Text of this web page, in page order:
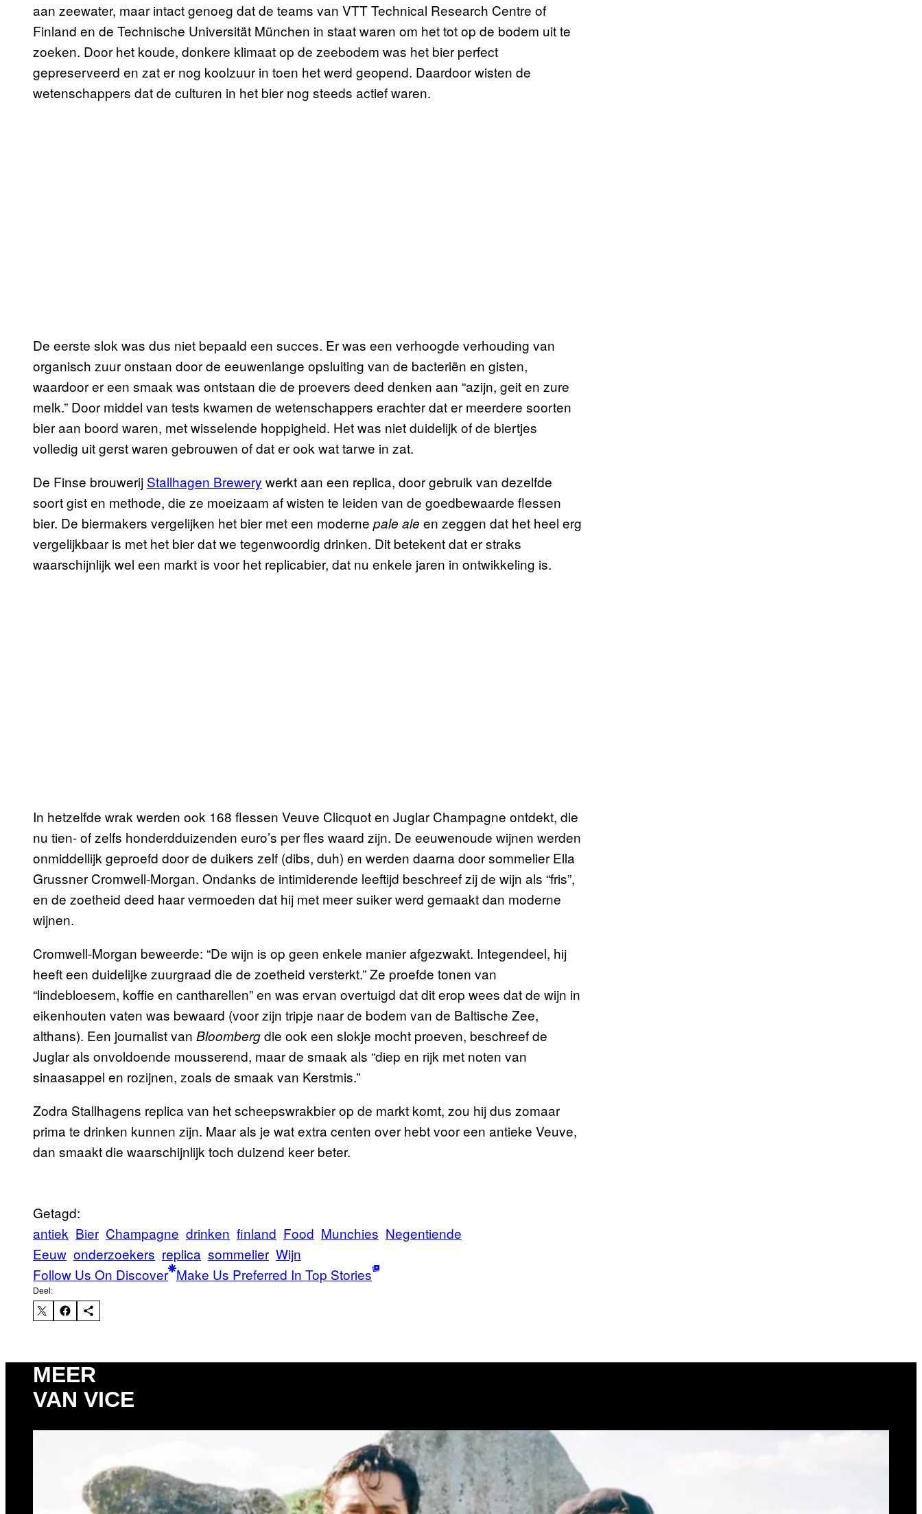
aan zeewater, maar intact genoeg dat de teams van VTT Technical Research Centre of
Finland en de Technische Universität München in staat waren om het tot op de bodem uit te
zoeken. Door het koude, donkere klimaat op de zeebodem was het bier perfect
gepreserveerd en zat er nog koolzuur in toen het werd geopend. Daardoor wisten de
wetenschappers dat de culturen in het bier nog steeds actief waren.
De eerste slok was dus niet bepaald een succes. Er was een verhoogde verhouding van
organisch zuur onstaan door de eeuwenlange opsluiting van de bacteriën en gisten,
waardoor er een smaak was ontstaan die de proevers deed denken aan “azijn, geit en zure
melk.” Door middel van tests kwamen de wetenschappers erachter dat er meerdere soorten
bier aan boord waren, met wisselende hoppigheid. Het was niet duidelijk of de biertjes
volledig uit gerst waren gebrouwen of dat er ook wat tarwe in zat.
De Finse brouwerij Stallhagen Brewery werkt aan een replica, door gebruik van dezelfde
soort gist en methode, die ze moeizaam af wisten te leiden van de goedbewaarde flessen
bier. De biermakers vergelijken het bier met een moderne pale ale en zeggen dat het heel erg
vergelijkbaar is met het bier dat we tegenwoordig drinken. Dit betekent dat er straks
waarschijnlijk wel een markt is voor het replicabier, dat nu enkele jaren in ontwikkeling is.
In hetzelfde wrak werden ook 168 flessen Veuve Clicquot en Juglar Champagne ontdekt, die
nu tien- of zelfs honderdduizenden euro’s per fles waard zijn. De eeuwenoude wijnen werden
onmiddellijk geproefd door de duikers zelf (dibs, duh) en werden daarna door sommelier Ella
Grussner Cromwell-Morgan. Ondanks de intimiderende leeftijd beschreef zij de wijn als “fris”,
en de zoetheid deed haar vermoeden dat hij met meer suiker werd gemaakt dan moderne
wijnen.
Cromwell-Morgan beweerde: “De wijn is op geen enkele manier afgezwakt. Integendeel, hij
heeft een duidelijke zuurgraad die de zoetheid versterkt.” Ze proefde tonen van
“lindebloesem, koffie en cantharellen” en was ervan overtuigd dat dit erop wees dat de wijn in
eikenhouten vaten was bewaard (voor zijn tripje naar de bodem van de Baltische Zee,
althans). Een journalist van Bloombergdie ook een slokje mocht proeven, beschreef de
Juglar als onvoldoende mousserend, maar de smaak als “diep en rijk met noten van
sinaasappel en rozijnen, zoals de smaak van Kerstmis.”
Zodra Stallhagens replica van het scheepswrakbier op de markt komt, zou hij dus zomaar
prima te drinken kunnen zijn. Maar als je wat extra centen over hebt voor een antieke Veuve,
dan smaakt die waarschijnlijk toch duizend keer beter.
Getagd:
antiek Bier Champagne drinken finland Food Munchies Negentiende
Eeuw onderzoekers replica sommelier Wijn
Follow Us On Discover Make Us Preferred In Top Stories
Deel:
MEER
VAN VICE